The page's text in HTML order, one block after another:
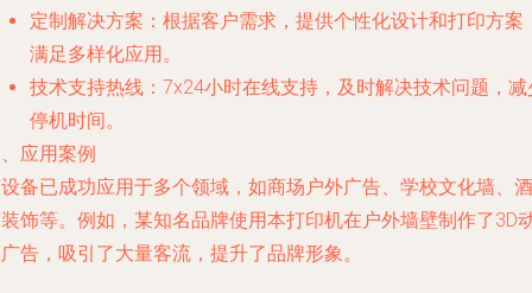
定制解决方案：根据客户需求，提供个性化设计和打印方案
满足多样化应用。
技术支持热线：7x24小时在线支持，及时解决技术问题，减
停机时间。
应用案例
备已成功应用于多个领域，如商场户外广告、学校文化墙、酒
饰等。例如，某知名品牌使用本打印机在户外墙壁制作了3D
告，吸引了大量客流，提升了品牌形象。